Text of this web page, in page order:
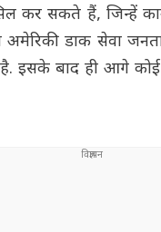
कर सकते हैं, जिन्हें
अमेरिकी डाक सेवा
है. इसके बाद ही आगे